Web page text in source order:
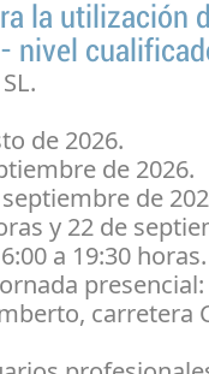
la utilización
nivel
de 2026.
de 2026.
de
y 22 de
a 19:30 horas.
carretera